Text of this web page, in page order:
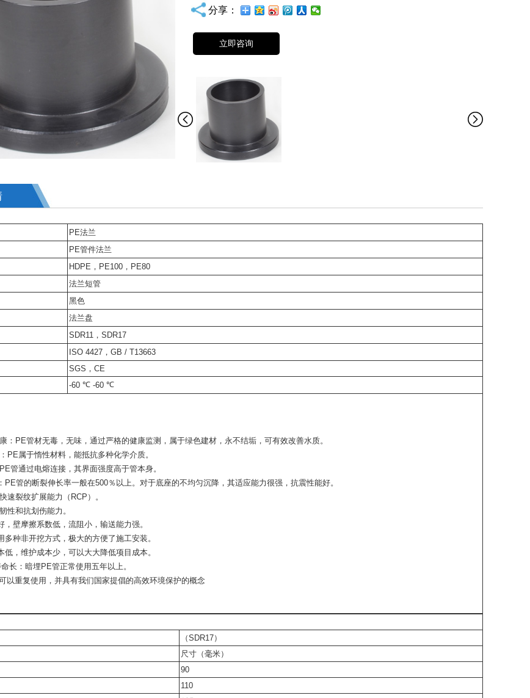
分享：
立即咨询
PE法兰
PE管件法兰
HDPE，PE100，PE80
法兰短管
黑色
法兰盘
SDR11，SDR17
ISO 4427，GB / T13663
SGS，CE
-60 ℃ -60 ℃
PE管材无毒，无味，通过严格的健康监测，属于绿色建材，永不结垢，可有效改善水质。
属于惰性材料，能抵抗多种化学介质。
管通过电熔连接，其界面强度高于管本身。
管的断裂伸长率一般在500％以上。 对于底座的不均匀沉降，其适应能力很强，抗震性能好。
裂纹扩展能力（RCP）。
和抗划伤能力。
壁摩擦系数低，流阻小，输送能力强。
种非开挖方式，极大的方便了施工安装。
，维护成本少，可以大大降低项目成本。
长：暗埋PE管正常使用五年以上。
重复使用，并具有我们国家提倡的高效环境保护的概念
（SDR17）
尺寸（毫米）
90
110